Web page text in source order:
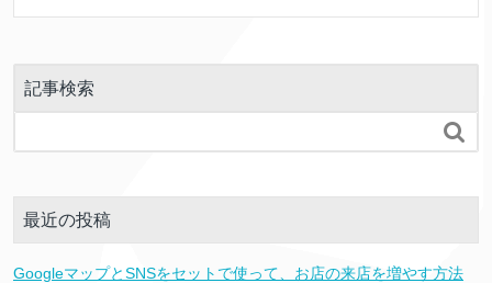
記事検索

最近の投稿
GoogleマップとSNSをセットで使って、お店の来店を増やす方法